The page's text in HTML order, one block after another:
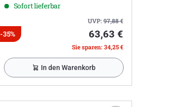
Sofort lieferbar
UVP:97,88€
-35% 63,63 €
Sie sparen: 34,25 €
In den Warenkorb